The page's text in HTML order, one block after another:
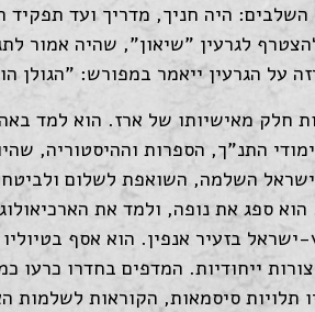
היה חניך, מדריך ועד תפקיד
לגרעין "שיאון", שהיה אמור
על הגרעין ייאמר במפורש: "הגולן
חלק מאישיותו של ארז. הוא למד
התנ"ך, הספרות וההיסטוריה,
השלמה, השואפת לשלום
הוא ספג את נופה, ולמד את
בזעיר אנפין. הוא אסף
צורות ייחודיות. המדפים בחדרו
תלויות סיסמאות, הקוראות לשלמות